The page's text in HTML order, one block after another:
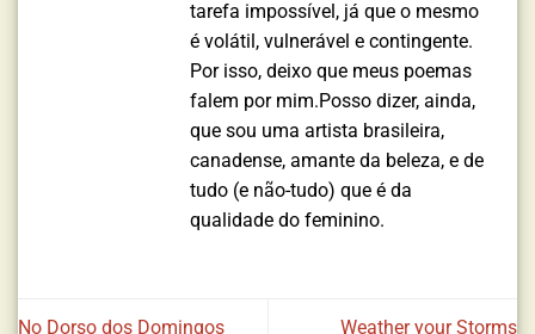
tarefa impossível, já que o mesmo
é volátil, vulnerável e contingente.
Por isso, deixo que meus poemas
falem por mim.Posso dizer, ainda,
que sou uma artista brasileira,
canadense, amante da beleza, e de
tudo (e não-tudo) que é da
qualidade do feminino.
No Dorso dos Domingos Weather your Storms